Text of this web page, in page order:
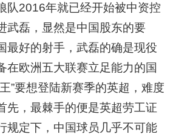
队2016年就已经开始被中资控
武磊，显然是中国股东的要
最好的射手，武磊的确是现役
在欧洲五大联赛立足能力的国
”要想登陆新赛季的英超，难度
先，最棘手的便是英超劳工证
规定下，中国球员几乎不可能